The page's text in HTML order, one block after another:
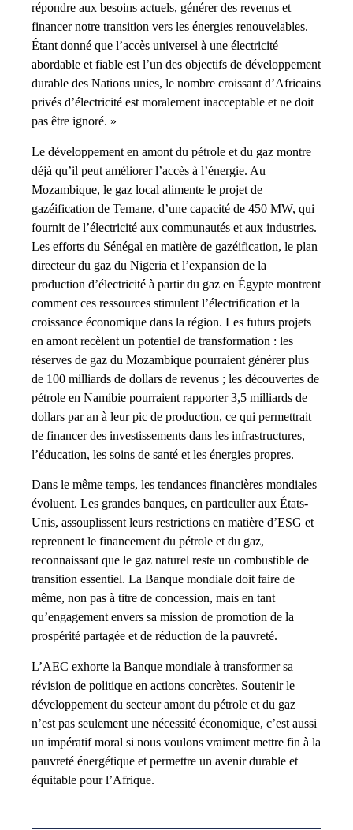
répondre aux besoins actuels, générer des revenus et
financer notre transition vers les énergies renouvelables.
Étant donné que l’accès universel à une électricité
abordable et fiable est l’un des objectifs de développement
durable des Nations unies, le nombre croissant d’Africains
privés d’électricité est moralement inacceptable et ne doit
pas être ignoré. »
Le développement en amont du pétrole et du gaz montre
déjà qu’il peut améliorer l’accès à l’énergie. Au
Mozambique, le gaz local alimente le projet de
gazéification de Temane, d’une capacité de 450 MW, qui
fournit de l’électricité aux communautés et aux industries.
Les efforts du Sénégal en matière de gazéification, le plan
directeur du gaz du Nigeria et l’expansion de la
production d’électricité à partir du gaz en Égypte montrent
comment ces ressources stimulent l’électrification et la
croissance économique dans la région. Les futurs projets
en amont recèlent un potentiel de transformation : les
réserves de gaz du Mozambique pourraient générer plus
de 100 milliards de dollars de revenus ; les découvertes de
pétrole en Namibie pourraient rapporter 3,5 milliards de
dollars par an à leur pic de production, ce qui permettrait
de financer des investissements dans les infrastructures,
l’éducation, les soins de santé et les énergies propres.
Dans le même temps, les tendances financières mondiales
évoluent. Les grandes banques, en particulier aux États-
Unis, assouplissent leurs restrictions en matière d’ESG et
reprennent le financement du pétrole et du gaz,
reconnaissant que le gaz naturel reste un combustible de
transition essentiel. La Banque mondiale doit faire de
même, non pas à titre de concession, mais en tant
qu’engagement envers sa mission de promotion de la
prospérité partagée et de réduction de la pauvreté.
L’AEC exhorte la Banque mondiale à transformer sa
révision de politique en actions concrètes. Soutenir le
développement du secteur amont du pétrole et du gaz
n’est pas seulement une nécessité économique, c’est aussi
un impératif moral si nous voulons vraiment mettre fin à la
pauvreté énergétique et permettre un avenir durable et
équitable pour l’Afrique.